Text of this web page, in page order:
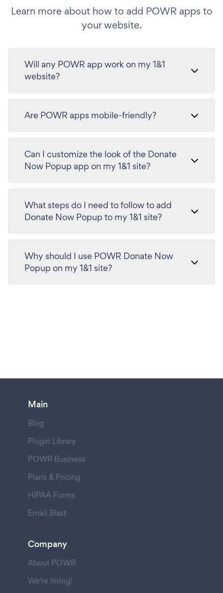
Learn more about how to add POWR apps to
your website.
Will any POWR app work on my 1&1
website?
Are POWR apps mobile-friendly?
Can I customize the look of the Donate
Now Popup app on my 1&1 site?
What steps do I need to follow to add
Donate Now Popup to my 1&1 site?
Why should I use POWR Donate Now
Popup on my 1&1 site?
Main
Blog
Plugin Library
POWR Business
Plans & Pricing
HIPAA Forms
Email Blast
Company
About POWR
We're hiring!